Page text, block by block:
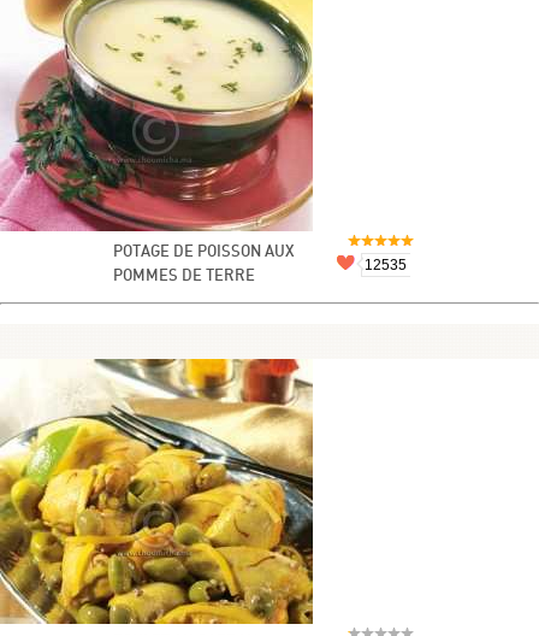
POTAGE DE POISSON AUX
POMMES DE TERRE
12535